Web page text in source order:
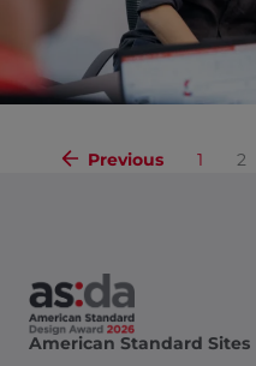
Previous 1 2
American Standard Sites